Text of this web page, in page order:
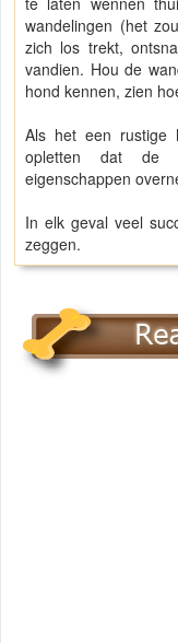
wandelingen (het
zich los trekt,
vandien. Hou de
hond kennen, zien
Als het een rustige
opletten dat de
eigenschappen
In elk geval veel
zeggen.